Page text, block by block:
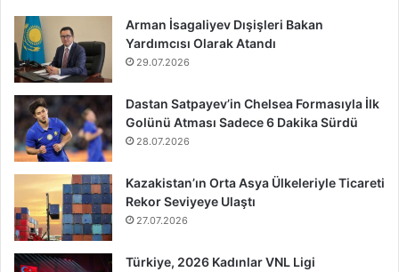
Arman İsagaliyev Dışişleri Bakan
Yardımcısı Olarak Atandı
29.07.2026
Dastan Satpayev’in Chelsea Formasıyla İlk
Golünü Atması Sadece 6 Dakika Sürdü
28.07.2026
Kazakistan’ın Orta Asya Ülkeleriyle Ticareti
Rekor Seviyeye Ulaştı
27.07.2026
Türkiye, 2026 Kadınlar VNL Ligi